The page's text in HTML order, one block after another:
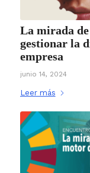
La mirada
gestionar la
empresa
junio 14, 2024
Leer más